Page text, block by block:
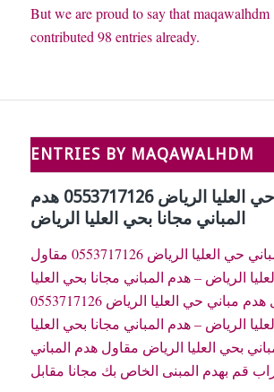
But we are proud to say thatmaqawalhdm
contributed 98 entries already.
ENTRIES BY MAQAWALHDM
مقاول هدم حي العليا الرياض 0553717126 هدم
المباني مجانا بحي العليا الرياض
مقاول هدم مباني حي العليا الرياض 0553717126 مقاول
الرياض – هدم المباني مجانا بحي العليا
الرياض مقاول هدم مباني حي العليا الرياض 0553717126
الرياض – هدم المباني مجانا بحي العليا
بحي العليا الرياض مقاول هدم المباني